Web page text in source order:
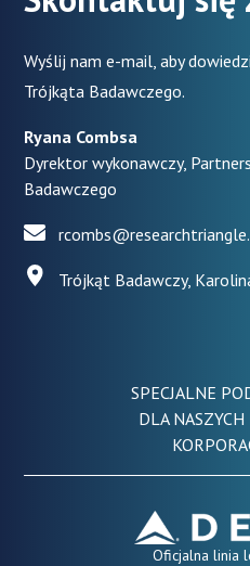
Wyślij nam e-mail, aby
Trójkąta Badawczego.
Ryana Combsa
Dyrektor wykonawczy,
Badawczego
Trójkąt Badawczy,
SPECJALNE
DLA
Oficjalna linia